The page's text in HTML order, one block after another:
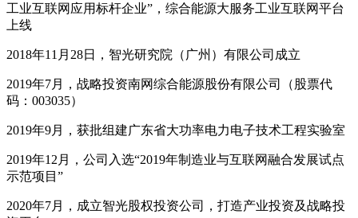
工业互联网应用标杆企业”，综合能源大服务工业互联网平台
上线
2018年11月28日，智光研究院（广州）有限公司成立
2019年7月，战略投资南网综合能源股份有限公司（股票代
码：003035）
2019年9月，获批组建广东省大功率电力电子技术工程实验室
2019年12月，公司入选“2019年制造业与互联网融合发展试点
示范项目”
2020年7月，成立智光股权投资公司，打造产业投资及战略投